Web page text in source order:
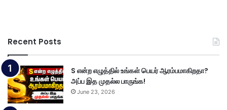
Recent Posts
S என்ற எழுத்தில் உங்கள் பெயர் ஆரம்பமாகிறதா?
அப்ப இத முதல்ல பாருங்க!
June 23, 2026